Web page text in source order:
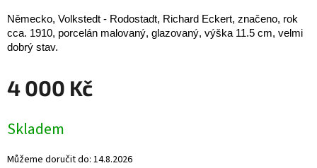
4 000 Kč
cena:
Skladem
Můžeme doručit do: 14.8.2026
Německo, Volkstedt - Rodostadt, Richard Eckert, značeno, rok
cca. 1910, porcelán malovaný, glazovaný, výška 11.5 cm, velmi
dobrý stav.